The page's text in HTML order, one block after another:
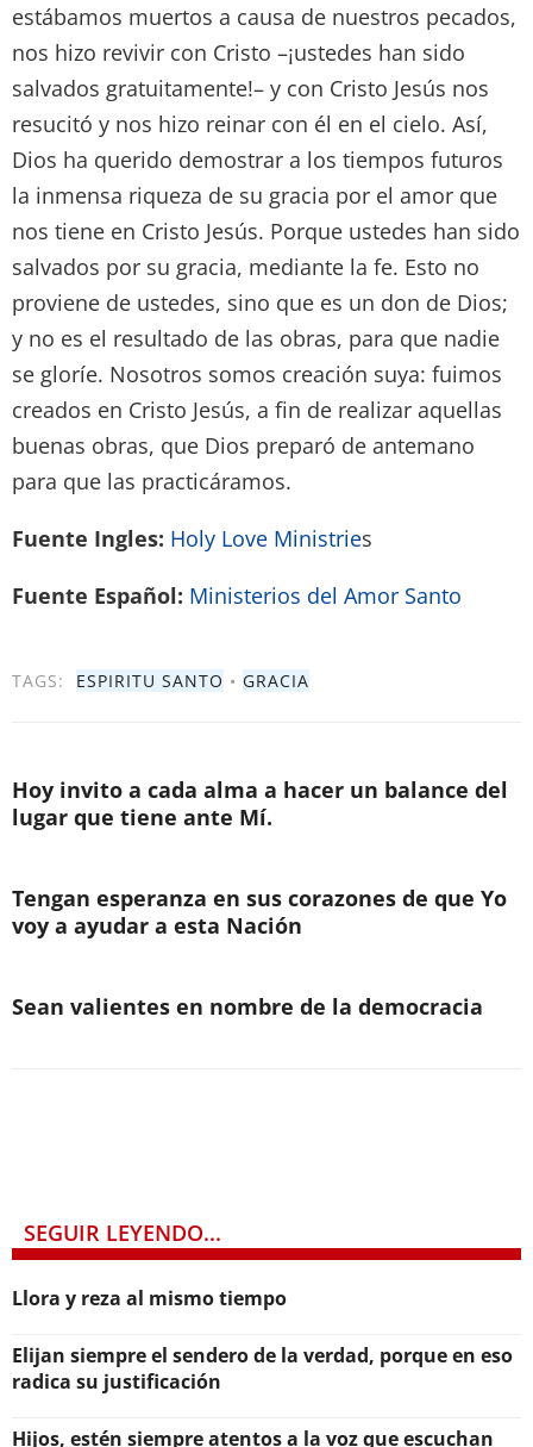
estábamos muertos a causa de nuestros pecados,
nos hizo revivir con Cristo –¡ustedes han sido
salvados gratuitamente!– y con Cristo Jesús nos
resucitó y nos hizo reinar con él en el cielo. Así,
Dios ha querido demostrar a los tiempos futuros
la inmensa riqueza de su gracia por el amor que
nos tiene en Cristo Jesús. Porque ustedes han sido
salvados por su gracia, mediante la fe. Esto no
proviene de ustedes, sino que es un don de Dios;
y no es el resultado de las obras, para que nadie
se gloríe. Nosotros somos creación suya: fuimos
creados en Cristo Jesús, a fin de realizar aquellas
buenas obras, que Dios preparó de antemano
para que las practicáramos.
Fuente Ingles: Holy Love Ministries
Fuente Español: Ministerios del Amor Santo
TAGS: ESPIRITU SANTO • GRACIA
Hoy invito a cada alma a hacer un balance del
lugar que tiene ante Mí.
Tengan esperanza en sus corazones de que Yo
voy a ayudar a esta Nación
Sean valientes en nombre de la democracia
SEGUIR LEYENDO...
Llora y reza al mismo tiempo
Elijan siempre el sendero de la verdad, porque en eso
radica su justificación
Hijos, estén siempre atentos a la voz que escuchan